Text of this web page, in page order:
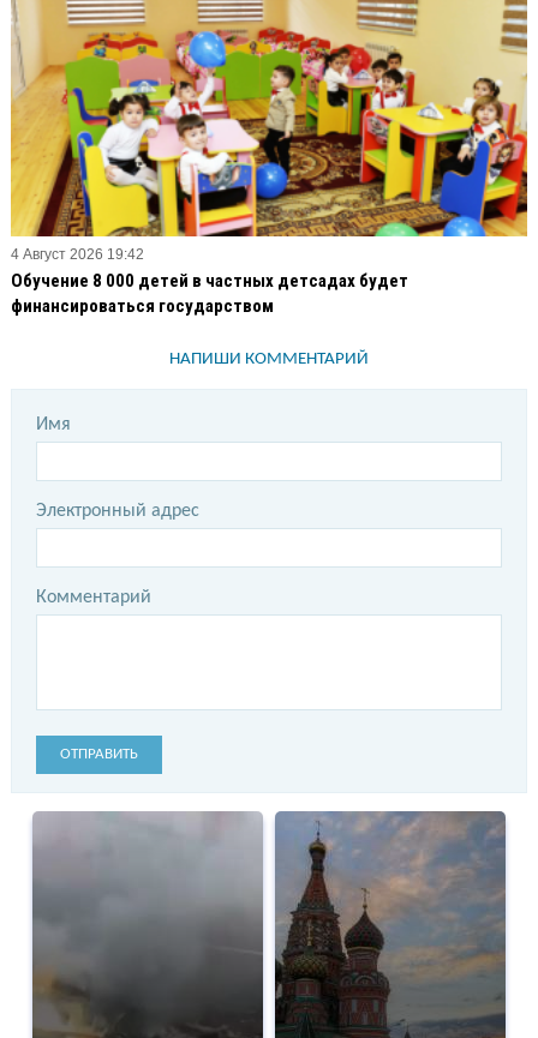
4 Август 2026 19:42
Обучение 8 000 детей в частных детсадах будет
финансироваться государством
НАПИШИ КОММЕНТАРИЙ
Имя
Электронный адрес
Комментарий
ОТПРАВИТЬ